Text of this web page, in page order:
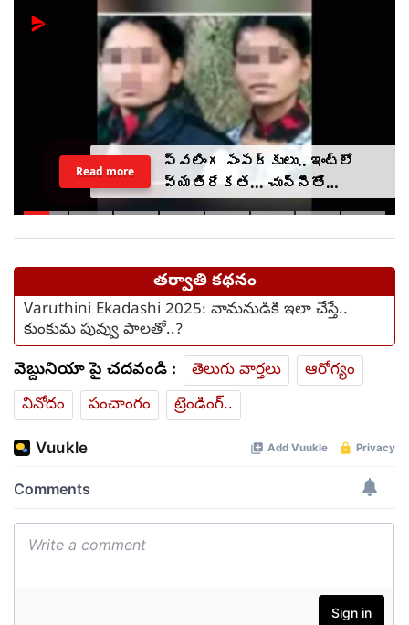
స్వలింగ సంపర్కులు.. ఇంట్లో
వ్యతిరేకత... చున్నీతో
ఉరేసుకుని ఆత్మహత్య
Read more
తర్వాతి కథనం
Varuthini Ekadashi 2025: వామనుడికి ఇలా చేస్తే..
కుంకుమ పువ్వు పాలతో..?
వెబ్దునియా పై చదవండి : తెలుగు వార్తలు
ఆరోగ్యం
వినోదం
పంచాంగం ట్రెండింగ్..